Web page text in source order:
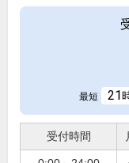
最短 21
受付時間